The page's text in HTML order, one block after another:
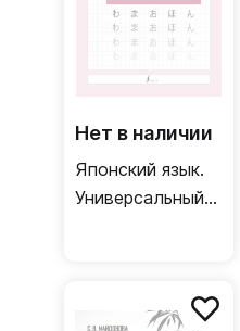
Нет в наличии
Японский язык.
Универсальный